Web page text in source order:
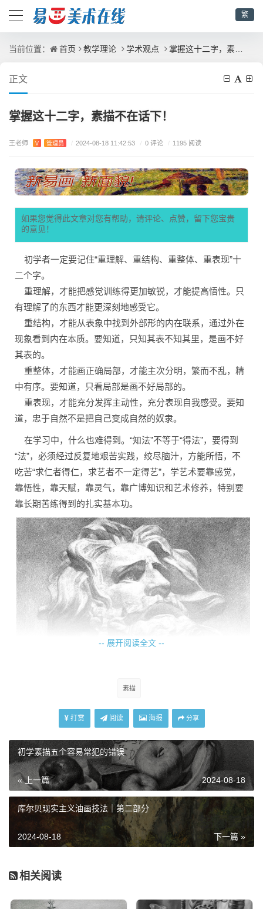
繁
当前位置： 首页 教学理论 学术观点 掌握这十二字，素描不在话下！
正文
掌握这十二字，素描不在话下！
王老师 V 管理员 / 2024-08-18 11:42:53 / 0 评论 / 1195 阅读
如果您觉得此文章对您有帮助，请评论、点赞，留下您宝贵
的意见！
初学者一定要记住“重理解、重结构、重整体、重表现”十
二个字。
重理解，才能把感觉训练得更加敏锐，才能提高悟性。只
有理解了的东西才能更深刻地感受它。
重结构，才能从表象中找到外部形的内在联系，通过外在
现象看到内在本质。要知道，只知其表不知其里，是画不好
其表的。
重整体，才能画正确局部，才能主次分明，繁而不乱，精
中有序。要知道，只看局部是画不好局部的。
重表现，才能充分发挥主动性，充分表现自我感受。要知
道，忠于自然不是把自己变成自然的奴隶。
在学习中，什么也难得到。“知法”不等于“得法”，要得到
“法”，必须经过反复地艰苦实践，绞尽脑汁，方能所悟，不
吃苦“求仁者得仁，求艺者不一定得艺”，学艺术要靠感觉，
靠悟性，靠天赋，靠灵气，靠广博知识和艺术修养，特别要
靠长期苦练得到的扎实基本功。
素描作为造型艺术的基础，影响着绘画、雕塑和其他绘画
形式的绘画，白描和水墨成为中国传统绘画中素描的基本手
-- 展开阅读全文 --
素描
打赏 阅读 海报 分享
初学素描五个容易常犯的错误
« 上一篇 2024-08-18
库尔贝现实主义油画技法｜第二部分
下一篇 »
2024-08-18
相关阅读